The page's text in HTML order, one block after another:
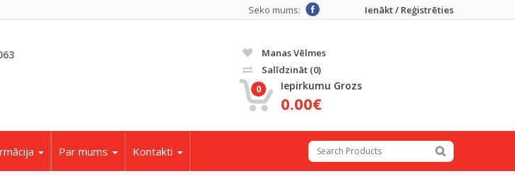
Ienākt / Reģistrēties
Seko mums:
Manas Vēlmes
Salīdzināt (0)
0 Iepirkumu Grozs
0.00€
Par mums Kontakti